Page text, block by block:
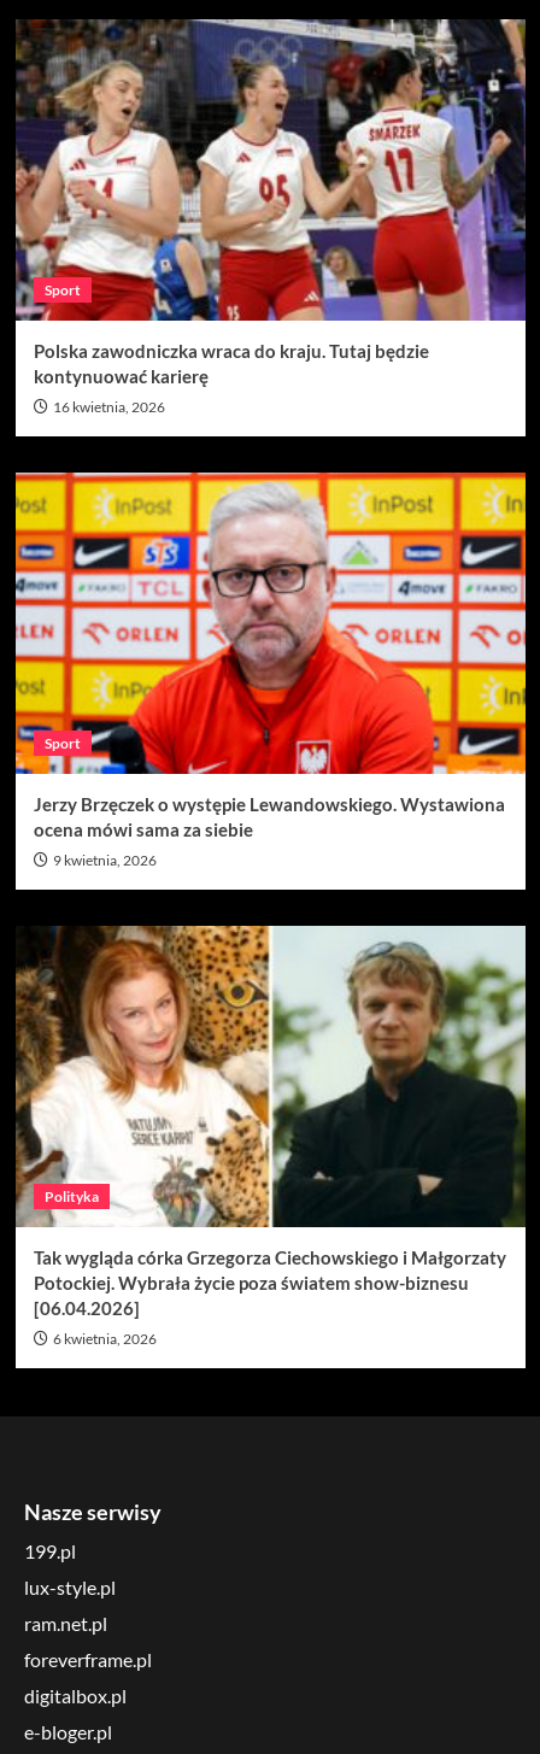
Sport
Polska zawodniczka wraca do kraju. Tutaj będzie
kontynuować karierę
16 kwietnia, 2026
Sport
Jerzy Brzęczek o występie Lewandowskiego. Wystawiona
ocena mówi sama za siebie
9 kwietnia, 2026
Polityka
Tak wygląda córka Grzegorza Ciechowskiego i Małgorzaty
Potockiej. Wybrała życie poza światem show-biznesu
[06.04.2026]
6 kwietnia, 2026
Nasze serwisy
199.pl
lux-style.pl
ram.net.pl
foreverframe.pl
digitalbox.pl
e-bloger.pl